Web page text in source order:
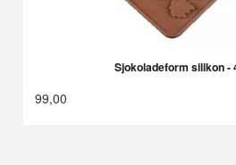
Sjokoladeform silikon -
99,00